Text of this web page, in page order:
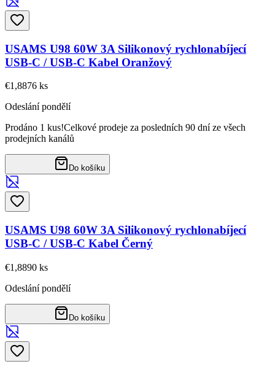
USAMS U98 60W 3A Silikonový rychlonabíjecí
USB-C / USB-C Kabel Oranžový
€1,8876 ks
Odeslání pondělí
Prodáno 1 kus!Celkové prodeje za posledních 90 dní ze všech
prodejních kanálů
Do košíku
USAMS U98 60W 3A Silikonový rychlonabíjecí
USB-C / USB-C Kabel Černý
€1,8890 ks
Odeslání pondělí
Do košíku